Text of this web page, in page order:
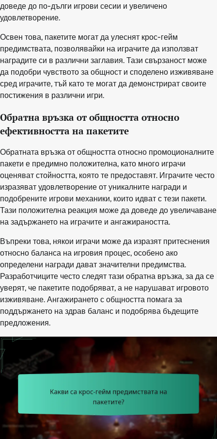
доведе до по-дълги игрови сесии и увеличено
удовлетворение.
Освен това, пакетите могат да улеснят крос-гейм
предимствата, позволявайки на играчите да използват
наградите си в различни заглавия. Тази свързаност може
да подобри чувството за общност и споделено изживяване
сред играчите, тъй като те могат да демонстрират своите
постижения в различни игри.
Обратна връзка от общността относно
ефективността на пакетите
Обратната връзка от общността относно промоционалните
пакети е предимно положителна, като много играчи
оценяват стойността, която те предоставят. Играчите често
изразяват удовлетворение от уникалните награди и
подобрените игрови механики, които идват с тези пакети.
Тази положителна реакция може да доведе до увеличаване
на задържането на играчите и ангажираността.
Въпреки това, някои играчи може да изразят притеснения
относно баланса на игровия процес, особено ако
определени награди дават значителни предимства.
Разработчиците често следят тази обратна връзка, за да се
уверят, че пакетите подобряват, а не нарушават игровото
изживяване. Ангажирането с общността помага за
поддържането на здрав баланс и подобрява бъдещите
предложения.